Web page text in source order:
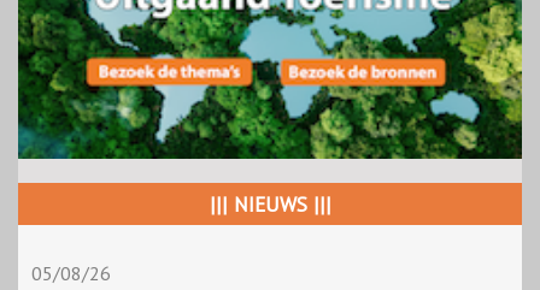
||| NIEUWS |||
05/08/26